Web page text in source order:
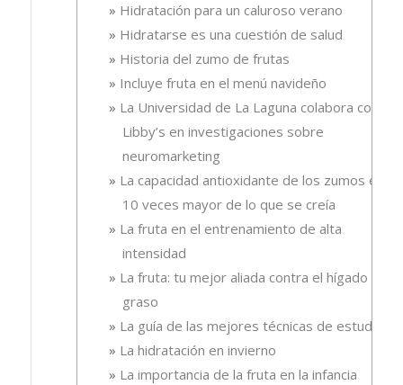
Hidratación para un caluroso verano
Hidratarse es una cuestión de salud
Historia del zumo de frutas
Incluye fruta en el menú navideño
La Universidad de La Laguna colabora con
Libby’s en investigaciones sobre
neuromarketing
La capacidad antioxidante de los zumos es
10 veces mayor de lo que se creía
La fruta en el entrenamiento de alta
intensidad
La fruta: tu mejor aliada contra el hígado
graso
La guía de las mejores técnicas de estudio
La hidratación en invierno
La importancia de la fruta en la infancia